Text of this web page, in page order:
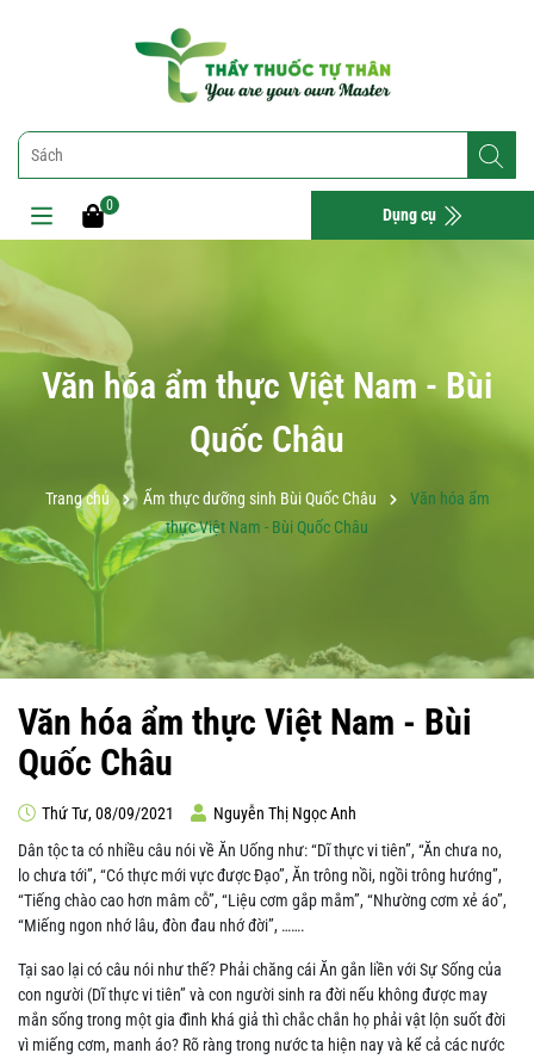
0 Dụng cụ
Văn hóa ẩm thực Việt Nam - Bùi
Quốc Châu
Trang chủ Ẩm thực dưỡng sinh Bùi Quốc Châu
Văn hóa ẩm
thực Việt Nam - Bùi Quốc Châu
Văn hóa ẩm thực Việt Nam - Bùi
Quốc Châu
Thứ Tư, 08/09/2021
Nguyễn Thị Ngọc Anh
Dân tộc ta có nhiều câu nói về Ăn Uống như: “Dĩ thực vi tiên”, “Ăn chưa no,
lo chưa tới”, “Có thực mới vực được Đạo”, Ăn trông nồi, ngồi trông hướng”,
“Tiếng chào cao hơn mâm cỗ”, “Liệu cơm gắp mắm”, “Nhường cơm xẻ áo”,
“Miếng ngon nhớ lâu, đòn đau nhớ đời”, …….
Tại sao lại có câu nói như thế? Phải chăng cái Ăn gắn liền với Sự Sống của
con người (Dĩ thực vi tiên” và con người sinh ra đời nếu không được may
mắn sống trong một gia đình khá giả thì chắc chắn họ phải vật lộn suốt đời
vì miếng cơm, manh áo? Rõ ràng trong nước ta hiện nay và kể cả các nước